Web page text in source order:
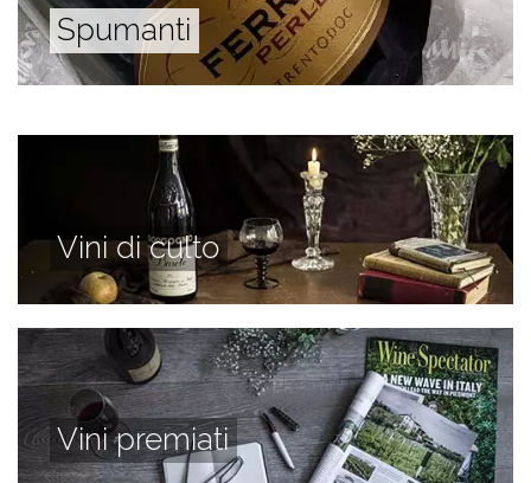
Spumanti
Vini di culto
Vini premiati